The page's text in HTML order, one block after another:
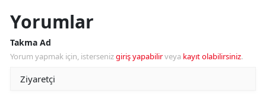
Yorumlar
Takma Ad
Yorum yapmak için, istersenizgiriş yapabilirveya kayıt olabilirsiniz.